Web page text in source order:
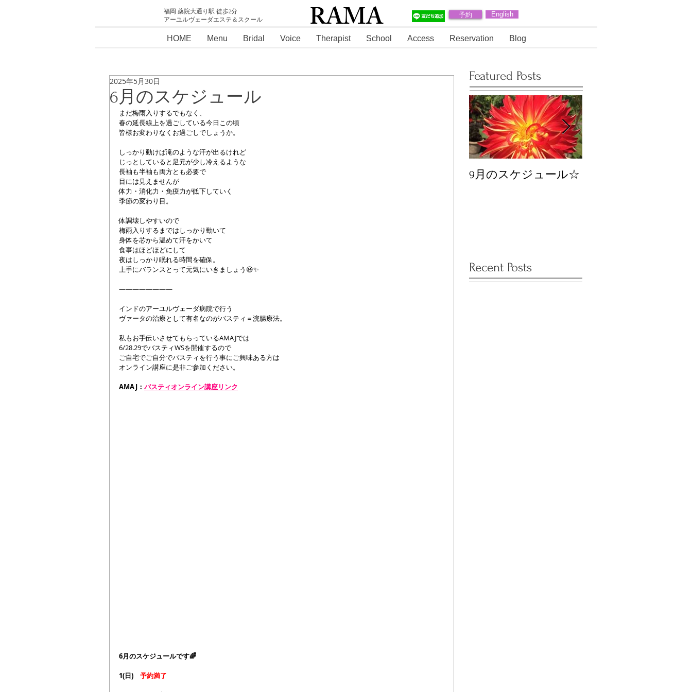
福岡 薬院大通り駅 徒歩2分
アーユルヴェーダエステ＆スクール
RAMA 予約 English
HOME Menu Bridal Voice Therapist School Access Reservation Blog
6月のスケジュール
2025年5月30日
まだ梅雨入りするでもなく、
春の延長線上を過ごしている今日この頃
皆様お変わりなくお過ごしでしょうか。
しっかり動けば滝のような汗が出るけれど
じっとしていると足元が少し冷えるような
長袖も半袖も両方とも必要で
目には見えませんが
体力・消化力・免疫力が低下していく
季節の変わり目。
体調壊しやすいので
梅雨入りするまではしっかり動いて
身体を芯から温めて汗をかいて
食事はほどほどにして
夜はしっかり眠れる時間を確保。
上手にバランスとって元気にいきましょう😃✨
――――――――
インドのアーユルヴェーダ病院で行う
ヴァータの治療として有名なのがバスティ＝浣腸療法。
私もお手伝いさせてもらっているAMAJでは
6/28.29でバスティWSを開催するので
ご自宅でご自分でバスティを行う事にご興味ある方は
オンライン講座に是非ご参加ください。
AMAJ： バスティオンライン講座リンク
6月のスケジュールです🌈
1(日) 予約満了
Featured Posts
9月のスケジュール☆
Recent Posts